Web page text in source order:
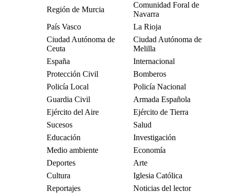
Región de Murcia
Comunidad Foral de
Navarra
País Vasco
La Rioja
Ciudad Autónoma de
Ceuta
Ciudad Autónoma de
Melilla
España
Internacional
Protección Civil
Bomberos
Policía Local
Policía Nacional
Guardia Civil
Armada Española
Ejército del Aire
Ejército de Tierra
Sucesos
Salud
Educación
Investigación
Medio ambiente
Economía
Deportes
Arte
Cultura
Iglesia Católica
Reportajes
Noticias del lector